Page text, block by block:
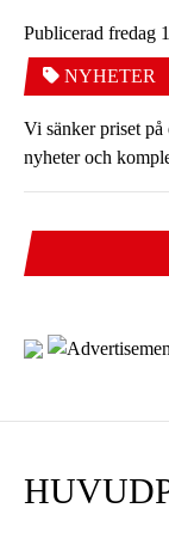
Publicerad fredag
NYHETER
Vi sänker priset på
nyheter och